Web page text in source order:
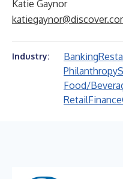
Katie Gaynor
Industry: Banking
Philanthropy
Food/
RetailFinance